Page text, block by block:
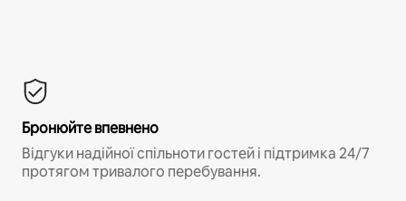
Бронюйте впевнено
Відгуки надійної спільноти гостей і підтримка 24/7
протягом тривалого перебування.